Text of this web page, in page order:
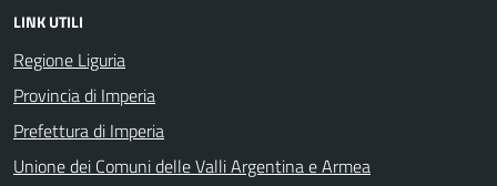
LINK UTILI
Regione Liguria
Provincia di Imperia
Prefettura di Imperia
Unione dei Comuni delle Valli Argentina e Armea